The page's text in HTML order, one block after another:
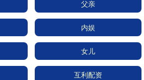
父亲
内娱
女儿
互利配资